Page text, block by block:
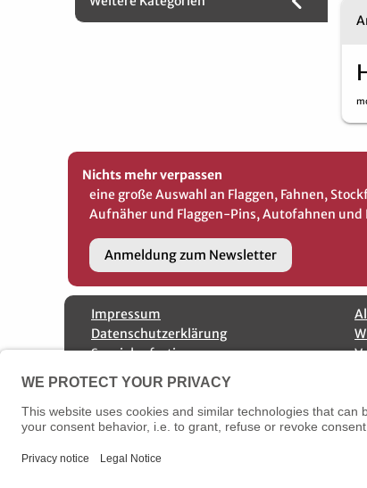
Nichts mehr verpassen
eine große Auswahl an Flaggen, Fahnen,
Aufnäher und Flaggen-Pins, Autofahnen und
Anmeldung zum Newsletter
Impressum
Datenschutzerklärung
Spezialanfertigungen
Kontakt
Bestellung widerrufen